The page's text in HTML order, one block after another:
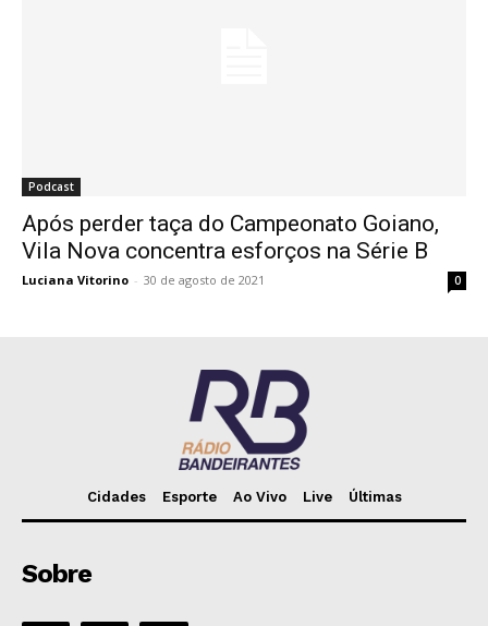
Podcast
Após perder taça do Campeonato Goiano,
Vila Nova concentra esforços na Série B
Luciana Vitorino - 30 de agosto de 2021 0
Cidades Esporte Ao Vivo Live Últimas
Sobre